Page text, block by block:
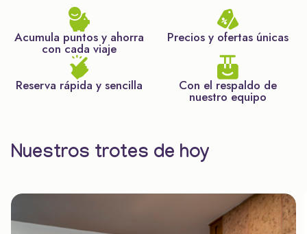
Acumula puntos y ahorra
con cada viaje
Precios y ofertas únicas
Reserva rápida y sencilla Con el respaldo de
nuestro equipo
Nuestros trotes de hoy